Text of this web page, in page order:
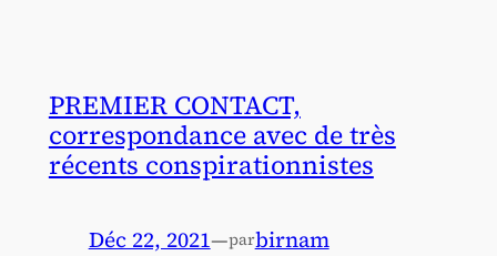
PREMIER CONTACT,
correspondance avec de très
récents conspirationnistes
Déc 22, 2021—parbirnam